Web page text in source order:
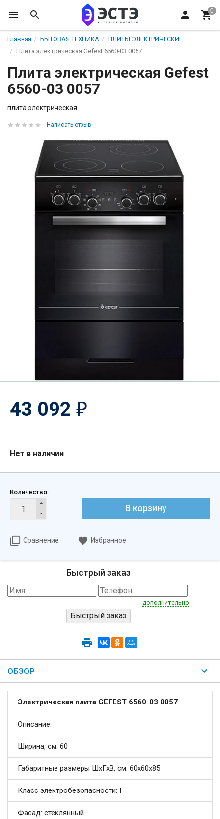
Главная БЫТОВАЯ ТЕХНИКА
ПЛИТЫ ЭЛЕКТРИЧЕСКИЕ
Плита электрическая Gefest 6560-03 0057
Плита электрическая Gefest
6560-03 0057
плита электрическая
Написать отзыв
43 092 ₽
Нет в наличии
Количество:
В корзину
Сравнение Избранное
Быстрый заказ
дополнительно
ОБЗОР
Электрическая плита GEFEST 6560-03 0057
Описание:
Ширина, см: 60
Габаритные размеры ШхГхВ, см: 60x60x85
Класс электробезопасности: I
Фасад: стеклянный